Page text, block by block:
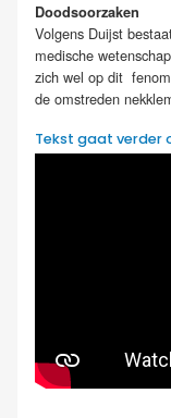
Doodsoorzaken
Volgens Duijst
medische
zich wel op dit
de omstreden
Tekst gaat verder